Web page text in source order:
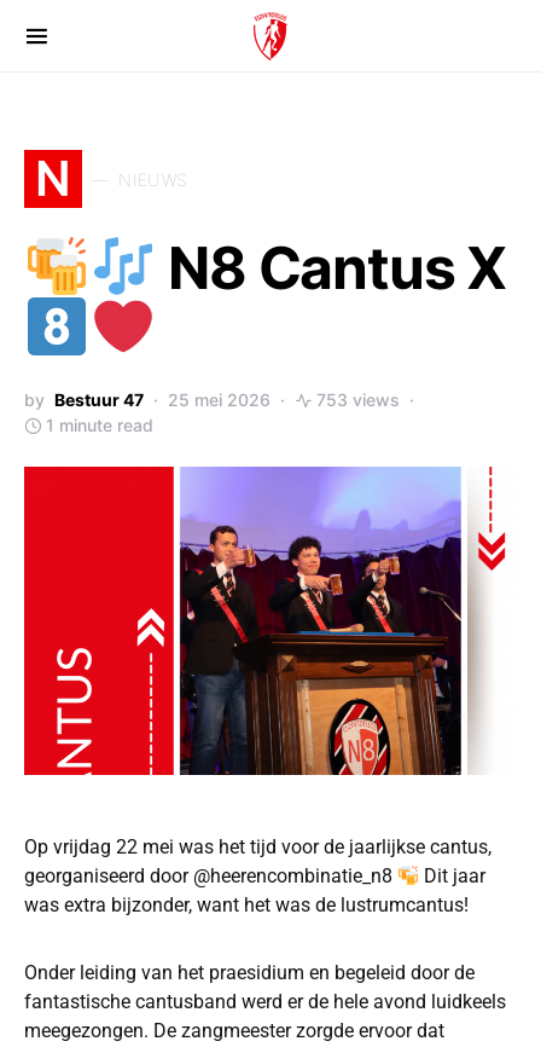
N NIEUWS
N8 Cantus X
by Bestuur 47 25 mei 2026
753 views
1 minute read
Op vrijdag 22 mei was het tijd voor de jaarlijkse cantus,
georganiseerd door @heerencombinatie_n8
Dit jaar
was extra bijzonder, want het was de lustrumcantus!
Onder leiding van het praesidium en begeleid door de
fantastische cantusband werd er de hele avond luidkeels
meegezongen. De zangmeester zorgde ervoor dat